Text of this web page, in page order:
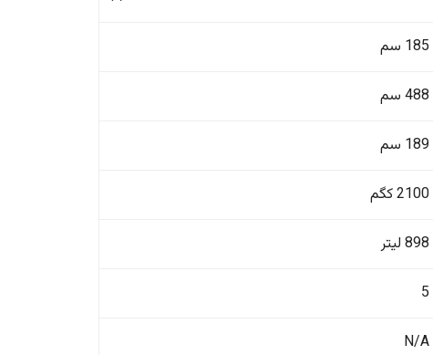
185 سم
488 سم
189 سم
2100 کگم
898 لیتر
5
N/A